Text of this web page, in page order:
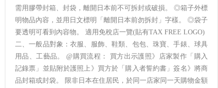
需用膠帶封箱、封袋，離開日本前不可拆封或破損。 ◎箱子外標
明物品內容，並用日文標明「離開日本前勿拆封」字樣。 ◎袋子
要透明可看到內容物。 適用免稅店一覽(貼有TAX FREE LOGO)
二、一般品對象：衣服、服飾、鞋類、包包、珠寶、手錶、球具
用品、工藝品。 @購買流程： 買方出示護照》店家製作「購入
記錄票」並貼附於護照上》買方於「購入者誓約書」簽名》將商
品封箱或封袋。 限非日本在住居民，於同一店家同一天購物金額